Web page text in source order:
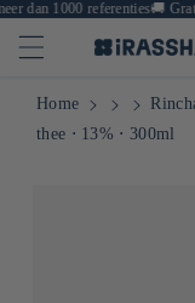
dan 1000 referenties🚚
Home
thee ⋅ 13% ⋅ 300ml